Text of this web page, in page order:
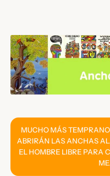
contenido
MUCHO MÁS
ABRIRÁN LAS ANCHAS
EL HOMBRE LIBRE PARA